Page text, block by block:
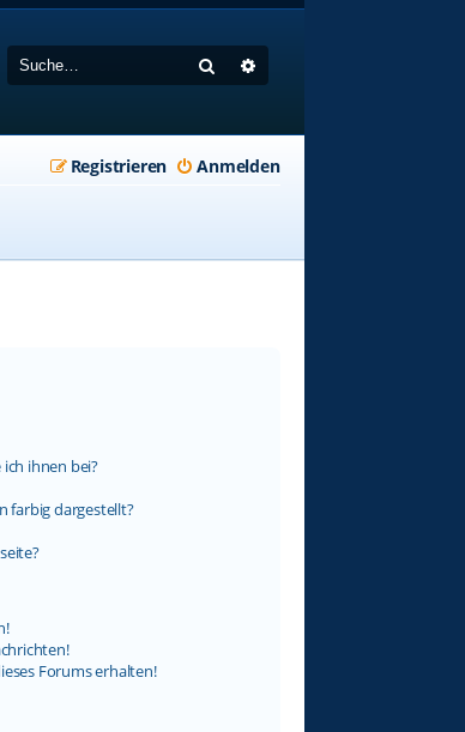
Suche
Anmelden
Registrieren
ihnen bei?
farbig dargestellt?
Forums erhalten!